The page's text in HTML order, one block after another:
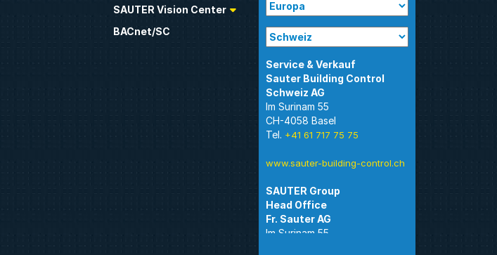
SAUTER Vision Center
BACnet/SC
Sauter Building Control
Im Surinam 55
CH-4058 Basel
Tel. +41 61 717 75 75
www.sauter-building-control.ch
SAUTER Group
Im Surinam 55